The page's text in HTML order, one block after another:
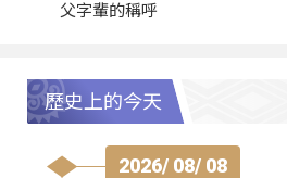
父字輩的稱呼
歷史上的今天
2026/ 08/ 08